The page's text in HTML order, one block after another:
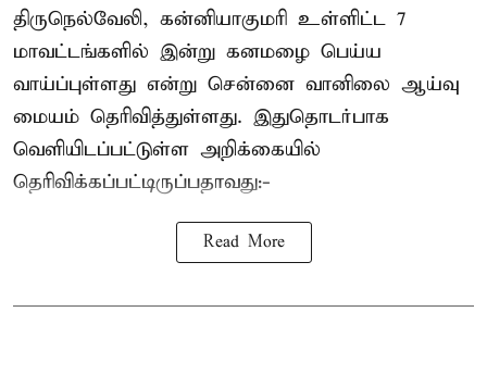
திருநெல்வேலி, கன்னியாகுமரி உள்ளிட்ட 7
மாவட்டங்களில் இன்று கனமழை பெய்ய
வாய்ப்புள்ளது என்று சென்னை வானிலை ஆய்வு
மையம் தெரிவித்துள்ளது. இதுதொடர்பாக
வெளியிடப்பட்டுள்ள அறிக்கையில்
தெரிவிக்கப்பட்டிருப்பதாவது:-
Read More